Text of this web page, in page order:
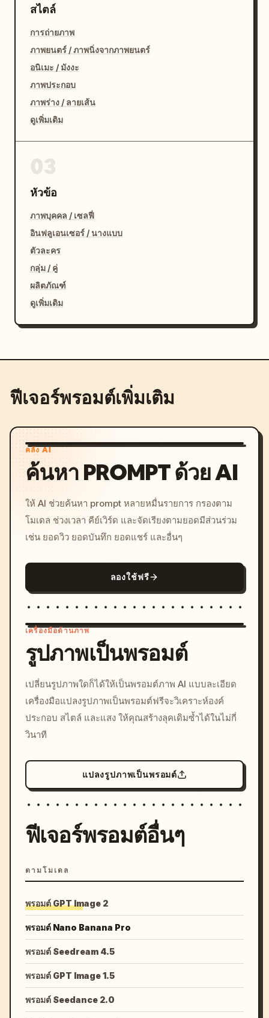
สไตล์
การถ่ายภาพ
ภาพยนตร์ / ภาพนิ่งจากภาพยนตร์
อนิเมะ / มังงะ
ภาพประกอบ
ภาพร่าง / ลายเส้น
ดูเพิ่มเติม
หัวข้อ
ภาพบุคคล / เซลฟี่
อินฟลูเอนเซอร์ / นางแบบ
ตัวละคร
กลุ่ม / คู่
ผลิตภัณฑ์
ดูเพิ่มเติม
ฟีเจอร์พรอมต์เพิ่มเติม
คลัง AI
ค้นหา PROMPT ด้วย AI
ให้ AI ช่วยค้นหา prompt หลายหมื่นรายการ กรองตาม
โมเดล ช่วงเวลา คีย์เวิร์ด และจัดเรียงตามยอดมีส่วนร่วม
เช่น ยอดวิว ยอดบันทึก ยอดแชร์ และอื่นๆ
ลองใช้ฟรี
c, cyberpunk sunset, neon
colors, 8k --v 6.0
เครื่องมือด้านภาพ
รูปภาพเป็นพรอมต์
เปลี่ยนรูปภาพใดก็ได้ให้เป็นพรอมต์ภาพ AI แบบละเอียด
เครื่องมือแปลงรูปภาพเป็นพรอมต์ฟรีจะวิเคราะห์องค์
ประกอบ สไตล์ และแสง ให้คุณสร้างลุคเดิมซ้ำได้ในไม่กี่
วินาที
แปลงรูปภาพเป็นพรอมต์
ฟีเจอร์พรอมต์อื่นๆ
ตามโมเดล
พรอมต์ GPT Image 2
พรอมต์ Nano Banana Pro
พรอมต์ Seedream 4.5
พรอมต์ GPT Image 1.5
พรอมต์ Seedance 2.0